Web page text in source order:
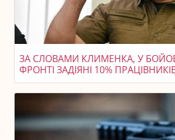
ЗА СЛОВАМИ КЛИМЕНКА, У
ФРОНТІ ЗАДІЯНІ 10%